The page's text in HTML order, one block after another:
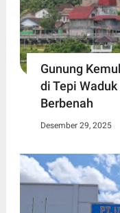
Gunung
di Tepi
Berbenah
Desember 29, 2025